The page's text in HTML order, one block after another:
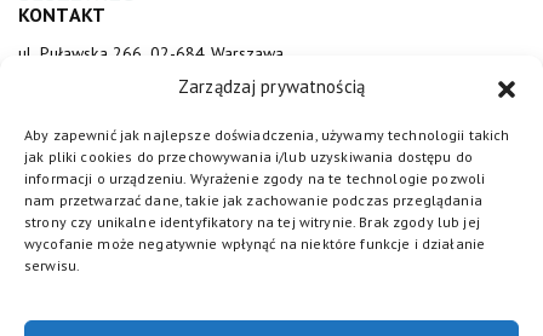
Zarządzaj prywatnością
Aby zapewnić jak najlepsze doświadczenia, używamy technologii takich
jak pliki cookies do przechowywania i/lub uzyskiwania dostępu do
informacji o urządzeniu. Wyrażenie zgody na te technologie pozwoli
nam przetwarzać dane, takie jak zachowanie podczas przeglądania
strony czy unikalne identyfikatory na tej witrynie. Brak zgody lub jej
wycofanie może negatywnie wpłynąć na niektóre funkcje i działanie
serwisu.
KONTAKT
ul. Puławska 266, 02-684 Warszawa
sluzewiec@totalizator.pl
KONTAKT DLA MEDIÓW
media@torsluzewiec.pl
DOŁĄCZ DO NAS